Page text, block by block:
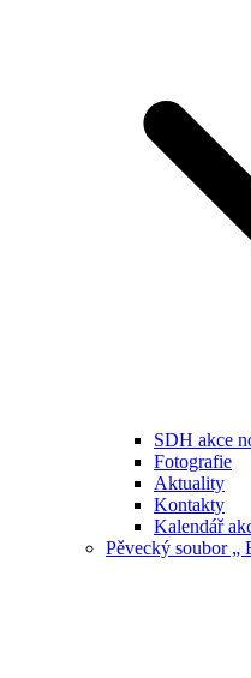
SDH akce
Fotografie
Aktuality
Kontakty
Kalendář
Pěvecký soubor „